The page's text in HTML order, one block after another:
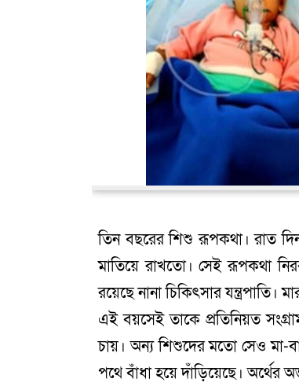
তিন বছরের শিশু রূপকথা। রাত
মাতিয়ে রাখতো। সেই রূপকথা
রয়েছে নানা চিকিৎসার যন্ত্রপাতি।
এই বয়সেই তাকে প্রতিনিয়ত
চায়। অন্য শিশুদের মতো সেও মা-
পথে বাঁধা হয়ে দাঁড়িয়েছে। অর্থের